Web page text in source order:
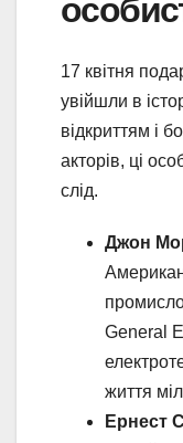
17 квітня
увійшли в
відкриттям і
акторів, ці
слід.
Джон
General
життя
Ернест